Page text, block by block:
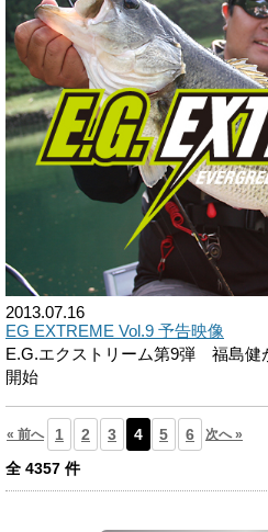
2013.07.16
EG EXTREME Vol.9 予告映像
E.G.エクストリーム第9弾 福島健
開始
« 前へ 1 2 3 4 5 6 次へ »
全 4357 件